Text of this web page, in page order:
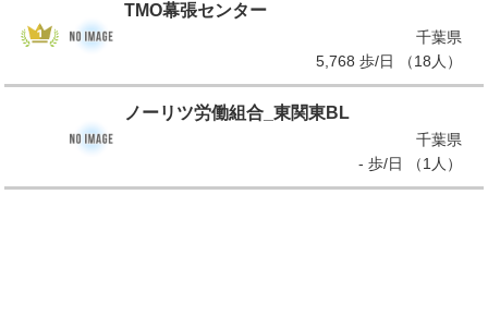
TMO幕張センター
千葉県
5,768 歩/日 （18人）
ノーリツ労働組合_東関東BL
千葉県
- 歩/日 （1人）